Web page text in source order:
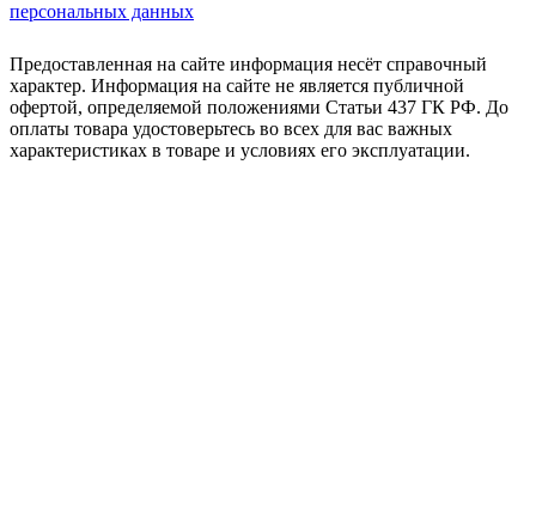
персональных данных
Предоставленная на сайте информация несёт справочный
характер. Информация на сайте не является публичной
офертой, определяемой положениями Статьи 437 ГК РФ. До
оплаты товара удостоверьтесь во всех для вас важных
характеристиках в товаре и условиях его эксплуатации.